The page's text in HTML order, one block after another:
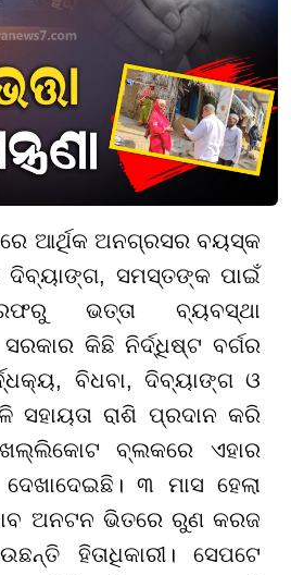
ଆର୍ଥିକ ଅନଗ୍ରସର ବୟସ୍କ
ଦିବ୍ୟାଙ୍ଗ, ସମସ୍ତଙ୍କ ପାଇଁ
ଭତ୍ତା ବ୍ୟବସ୍ଥା
ସରକାର କିଛି ନିର୍ଦ୍ଧିଷ୍ଟ ବର୍ଗର
ବିଧବା, ଦିବ୍ୟାଙ୍ଗ ଓ
ସହାୟତା ରାଶି ପ୍ରଦାନ କରି
ବ୍ଲକରେ ଏହାର
୩ ମାସ ହେଲା
ଅନଟନ ଭିତରେ ରୁଣ କରଜ
ହିତାଧିକାରୀ। ସେପଟେ